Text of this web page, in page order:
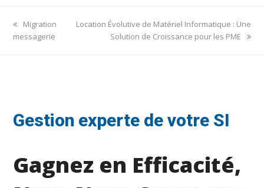
previous
post:
Migration
messagerie
next
Location Évolutive de Matériel Informatique : Une
Solution de Croissance pour les PME
Gestion experte de votre SI
Gagnez en Efficacité,